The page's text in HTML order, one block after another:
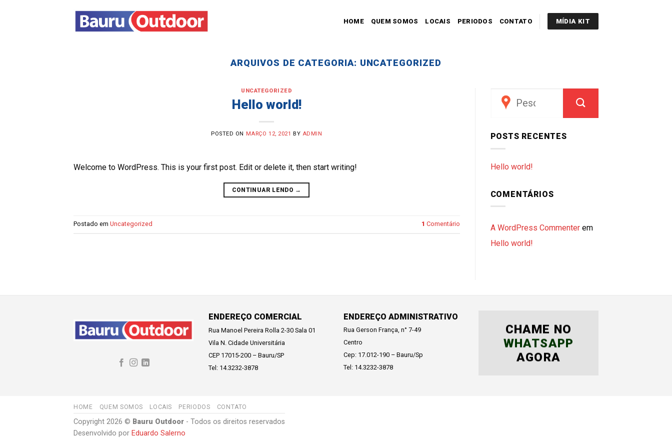
HOME QUEM SOMOS LOCAIS PERIODOS CONTATO MÍDIA KIT
ARQUIVOS DE CATEGORIA: UNCATEGORIZED
UNCATEGORIZED
Hello world!
POSTED ON MARÇO 12, 2021 BY ADMIN
Welcome to WordPress. This is your first post. Edit or delete it, then start writing!
CONTINUAR LENDO →
Postado em Uncategorized 1 Comentário
POSTS RECENTES
Hello world!
COMENTÁRIOS
A WordPress Commenterem
Hello world!
ENDEREÇO COMERCIAL
Rua Manoel Pereira Rolla 2-30 Sala 01
Vila N. Cidade Universitária
CEP 17015-200 – Bauru/SP
Tel: 14.3232-3878
ENDEREÇO ADMINISTRATIVO
Rua Gerson França, n° 7-49
Centro
Cep: 17.012-190 – Bauru/Sp
Tel: 14.3232-3878
CHAME NO
WHATSAPP
AGORA
HOME QUEM SOMOS LOCAIS PERIODOS CONTATO
Copyright 2026 © Bauru Outdoor - Todos os direitos reservados
Desenvolvido por Eduardo Salerno